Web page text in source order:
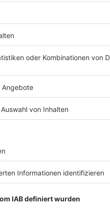
ihrer Sicherheitsarchitektur.
als ein
im Detail verstehen, aber die
entstehen gemischte
Physikern, die gemeinsam
Lern- und Pilotphasen
– oft in Form kleiner
ROI, aber sie schaffen